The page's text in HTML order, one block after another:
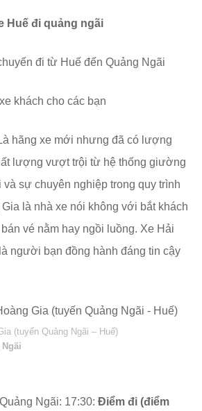
Huế đi quảng ngãi
đi từ Huế đến Quảng Ngãi
khách cho các bạn
hãng xe mới nhưng đã có lượng
lượng vượt trội từ hệ thống giường
và sự chuyên nghiệp trong quy trình
là nhà xe nói không với bắt khách
vé nằm hay ngồi luồng. Xe Hải
người bạn đồng hành đáng tin cậy
(tuyến Quảng Ngãi – Huế)
Ngãi: 17:30: Điểm đi (điểm